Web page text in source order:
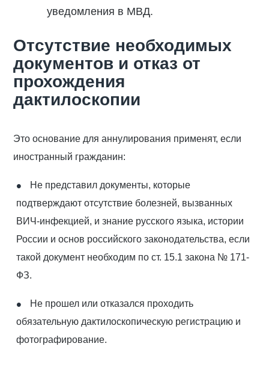
уведомления в МВД.
Отсутствие необходимых
документов и отказ от
прохождения
дактилоскопии
Это основание для аннулирования применят, если
иностранный гражданин:
Не представил документы, которые
подтверждают отсутствие болезней, вызванных
ВИЧ-инфекцией, и знание русского языка, истории
России и основ российского законодательства, если
такой документ необходим по ст. 15.1 закона № 171-
ФЗ.
Не прошел или отказался проходить
обязательную дактилоскопическую регистрацию и
фотографирование.